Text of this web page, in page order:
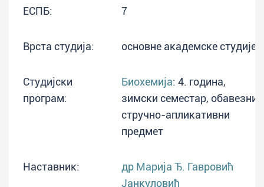
ЕСПБ: 7
Врста студија: основне академске студије
Студијски
програм:
Биохемија: 4. година,
зимски семестар, обавезни,
стручно-апликативни
предмет
Наставник:
др Марија Ђ. Гавровић
Јанкуловић